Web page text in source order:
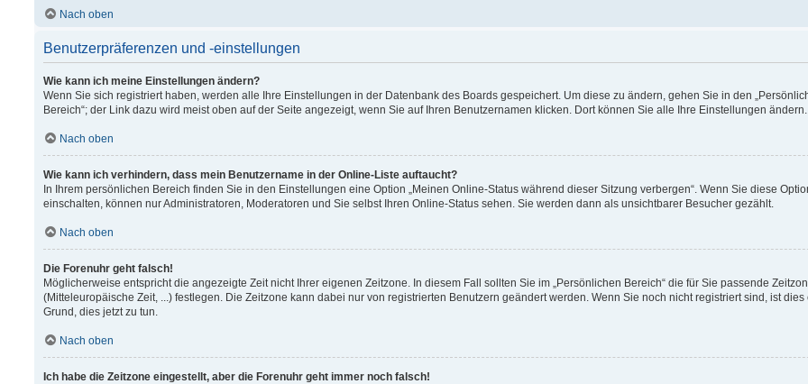
Nach oben
Benutzerpräferenzen und -einstellungen
Wie kann ich meine Einstellungen ändern?
Wenn Sie sich registriert haben, werden alle Ihre Einstellungen in der Datenbank des Boards gespeichert. Um diese zu ändern, gehen Sie in den
Bereich“; der Link dazu wird meist oben auf der Seite angezeigt, wenn Sie auf Ihren Benutzernamen klicken. Dort können Sie alle Ihre Einstellungen ändern.
Nach oben
Wie kann ich verhindern, dass mein Benutzername in der Online-Liste auftaucht?
In Ihrem persönlichen Bereich finden Sie in den Einstellungen eine Option „Meinen Online-Status während dieser Sitzung verbergen“. Wenn Sie diese
einschalten, können nur Administratoren, Moderatoren und Sie selbst Ihren Online-Status sehen. Sie werden dann als unsichtbarer Besucher gezählt.
Nach oben
Die Forenuhr geht falsch!
Möglicherweise entspricht die angezeigte Zeit nicht Ihrer eigenen Zeitzone. In diesem Fall sollten Sie im „Persönlichen Bereich“ die für Sie passende
(Mitteleuropäische Zeit, ...) festlegen. Die Zeitzone kann dabei nur von registrierten Benutzern geändert werden. Wenn Sie noch nicht registriert sind, ist dies
Grund, dies jetzt zu tun.
Nach oben
Ich habe die Zeitzone eingestellt, aber die Forenuhr geht immer noch falsch!